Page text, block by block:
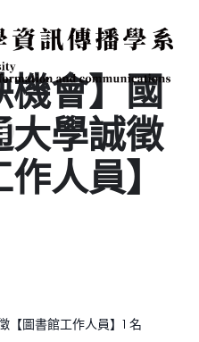
機會】國
大學誠徵
人員】
【圖書館工作人員】1 名